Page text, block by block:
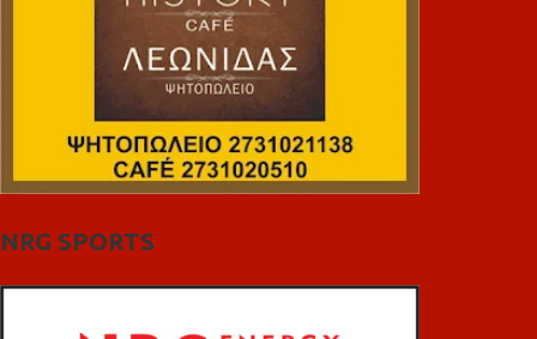
NRG SPORTS